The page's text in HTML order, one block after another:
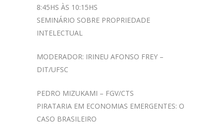
8:45HS ÀS 10:15HS
SEMINÁRIO SOBRE PROPRIEDADE
INTELECTUAL
MODERADOR: IRINEU AFONSO FREY –
DIT/UFSC
PEDRO MIZUKAMI – FGV/CTS
PIRATARIA EM ECONOMIAS EMERGENTES: O
CASO BRASILEIRO